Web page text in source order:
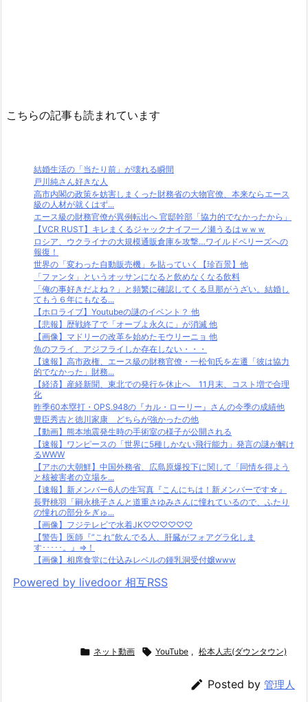
こちらの記事も読まれています
結婚生活の「当たり前」が壊れる瞬間
戸川純さん好きな人
高市内閣の政策を妨害しまくった財務省の大物官僚、本来ならエース
級の人材が就くはず...
エース級の財務官僚が異例転出へ 官邸幹部「協力的でなかったから」
【VCR RUST】キレまくるジャックナイフ一ノ瀬うるはｗｗｗ
ロシア、ウクライナの大規模通販倉庫を攻撃…ワイルドベリーズへの
報復！
世界の「変わった自動販売機」を貼っていく【珍百景】他
「ファンタ」というオッサンになると飲めなくなる飲料
「俺の事好きだよね？」と頻繁に確認してくる旦那がうざい。結婚し
てもう６年にもなる...
【ホロライブ】Youtubeの謎のイベント？ 他
【悲報】歴戦終了で「オーブよ永久に」が消滅 他
【画像】マドリーの改革を始めたモウリーニョ 他
魚のフライ、アジフライしか存在しない・・・
【速報】高市政権、エース級の財務官僚・一松旬氏を左遷「彼は協力
的でなかった」財務...
【経済】産経新聞、東北での発行を休止へ 11月末、コスト増で合理
化
昨季60本塁打・OPS.948の『カル・ローリー』さんの今季の成績他
豊臣秀吉と徳川家康 どちらが強かったの他
【動画】熊本地震発生時の手術室の様子が公開される
【速報】ワンピースの「世界に5種しかない飛行能力」発言の謎が解け
るWWW
【アホの大朝鮮】中国外務省、広島原爆投下に関して「同情を得よう
と核被害者の立場を...
【速報】新メンバー6人の生写真『こんにちは！新メンバーです☆』
長野桃羽「嗣永桃子さんと道重さゆみさんに憧れているので、ふたり
の憧れの部分をぎゅ...
【画像】フジテレビで水着JK♡♡♡♡♡♡
【警告】医師『”これ”飲んでる人、肝臓がフォアグラ化しま
す･････。』⇒！
【画像】相席食堂に仕込みレベルの鍾乳洞受付嬢www
Powered by livedoor 相互RSS
 ネット動画  YouTube , 松本人志(ダウンタウン)
 Posted by 管理人